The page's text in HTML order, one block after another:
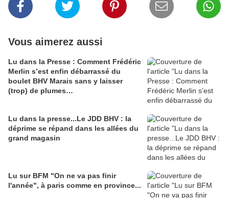
Vous aimerez aussi
Lu dans la Presse : Comment Frédéric
Merlin s’est enfin débarrassé du
boulet BHV Marais sans y laisser
(trop) de plumes…
Lu dans la presse...Le JDD BHV : la
déprime se répand dans les allées du
grand magasin
Lu sur BFM "On ne va pas finir
l'année", à paris comme en province...